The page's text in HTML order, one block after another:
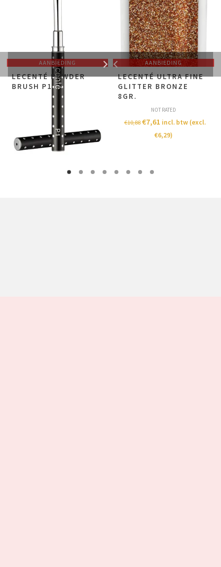
AANBIEDING
LECENTÉ POWDER
BRUSH P1
NOT RATED
12,59
AANBIEDING
LECENTÉ ULTRA FINE
GLITTER BRONZE
8GR.
NOT RATED
€10,88 €7,61 incl. btw (excl.
€6,29)